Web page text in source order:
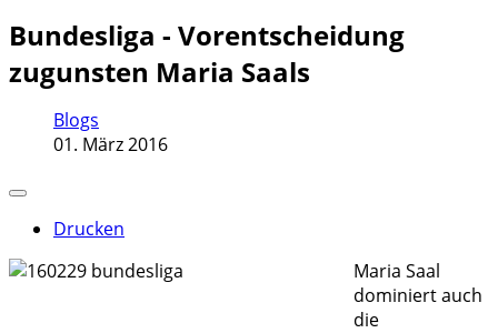
Bundesliga - Vorentscheidung
zugunsten Maria Saals
Blogs
01. März 2016
Drucken
Maria Saal
dominiert auch
die